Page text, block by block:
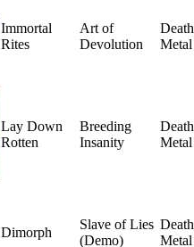
Immortal
Rites
Art of
Devolution
Death
Metal
Lay Down
Rotten
Breeding
Insanity
Death
Metal
Dimorph
Slave of Lies
(Demo)
Death
Metal